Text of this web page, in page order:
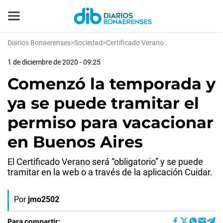
Diarios Bonaerenses>Sociedad>Certificado Verano
1 de diciembre de 2020 - 09:25
Comenzó la temporada y
ya se puede tramitar el
permiso para vacacionar
en Buenos Aires
El Certificado Verano será “obligatorio” y se puede
tramitar en la web o a través de la aplicación Cuidar.
Por jmo2502
Para compartir: